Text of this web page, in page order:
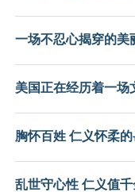
一场不忍心揭穿的美
美国正在经历着一场
胸怀百姓 仁义怀柔
乱世守心性 仁义值千